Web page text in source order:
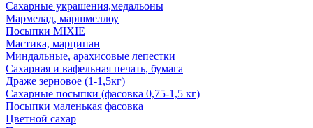
Сахарные украшения,медальоны
Мармелад, маршмеллоу
Посыпки MIXIE
Мастика, марципан
Миндальные, арахисовые лепестки
Сахарная и вафельная печать, бумага
Драже зерновое (1-1,5кг)
Сахарные посыпки (фасовка 0,75-1,5 кг)
Посыпки маленькая фасовка
Цветной сахар